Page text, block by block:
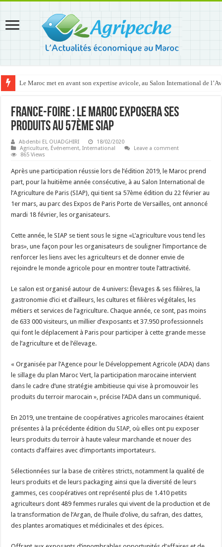
Le Maroc met en avant son expertise avicole, au Salon International de
France-Foire : Le Maroc exposera ses
produits au 57ème SIAP
Abdenbi EL OUADGHIRI
18/02/2020
Agriculture, Événement,International
Leave a comment
865 Views
Après une participation réussie lors de l’édition 2019, le Maroc prend
part, pour la huitième année consécutive, à au Salon International de
l’Agriculture de Paris (SIAP), qui tient sa 57ème édition du 22 février au
1er mars, au parc des Expos de Paris Porte de Versailles, ont annoncé
mardi 18 février, les organisateurs.
Cette année, le SIAP se tient sous le signe «L’agriculture vous tend les
bras», une façon pour les organisateurs de souligner l’importance de
renforcer les liens avec les agriculteurs et de donner envie de
rejoindre le monde agricole pour en montrer toute l’attractivité.
Le salon est organisé autour de 4 univers: Élevages & ses filières, la
gastronomie d’ici et d’ailleurs, les cultures et filières végétales, les
métiers et services de l’agriculture. Chaque année, ce sont, pas moins
de 633 000 visiteurs, un millier d’exposants et 37.950 professionnels
qui font le déplacement à Paris pour participer à cette grande messe
de l’agriculture et de l’élevage.
« Organisée par l’Agence pour le Développement Agricole (ADA) dans
le sillage du plan Maroc Vert, la participation marocaine intervient
dans le cadre d’une stratégie ambitieuse qui vise à promouvoir les
produits du terroir marocain », précise l’ADA dans un communiqué.
En 2019, une trentaine de coopératives agricoles marocaines étaient
présentes à la précédente édition du SIAP, où elles ont pu exposer
leurs produits du terroir à haute valeur marchande et nouer des
contacts d’affaires avec d’importants importateurs.
Sélectionnées sur la base de critères stricts, notamment la qualité de
leurs produits et de leurs packaging ainsi que la diversité de leurs
gammes, ces coopératives ont représenté plus de 1.410 petits
agriculteurs dont 489 femmes rurales qui vivent de la production et de
la transformation de l’Argan, de l’huile d’olive, du safran, des dattes,
des plantes aromatiques et médicinales et des épices.